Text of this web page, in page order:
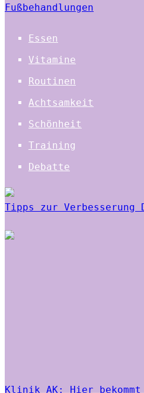
Fußbehandlungen
Essen
Vitamine
Routinen
Achtsamkeit
Schönheit
Training
Debatte
Tipps zur Verbesserung
Klinik AK: Hier bekommt